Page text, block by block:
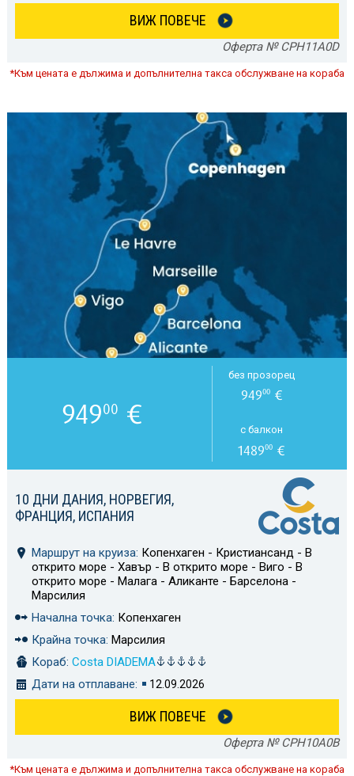
ВИЖ ПОВЕЧЕ
Оферта № CPH11A0D
*Към цената е дължима и допълнителна такса обслужване на кораба
10 ДНИ ДАНИЯ, НОРВЕГИЯ,
ФРАНЦИЯ, ИСПАНИЯ
Маршрут на круиза: Копенхаген - Кристиансанд - В
открито море - Хавър - В открито море - Виго - В
открито море - Малага - Аликанте - Барселона -
Марсилия
Начална точка: Копенхаген
Крайна точка: Марсилия
Кораб: Costa DIADEMA
Дати на отплаване:
12.09.2026
ВИЖ ПОВЕЧЕ
Оферта № CPH10A0B
94900 €
без прозорец
94900€
с балкон
148900 €
*Към цената е дължима и допълнителна такса обслужване на кораба